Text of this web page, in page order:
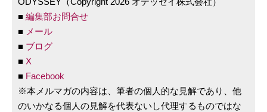
■ 編集部お問合せ
■ メール
■ ブログ
■ X
■ Facebook
※本メルマガの内容は、筆者の個人的な見解であり、他
のいかなる個人の見解を代表ないし代理するものではな